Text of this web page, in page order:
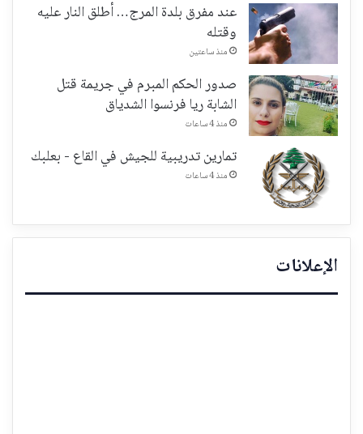
عند مفرق بلدة المرج… أطلق النار عليه
وقتله
منذ ساعتين
صدور الحكم المبرم في جريمة قتل
الشابة ريا فرنسوا الشدياق
منذ 4 ساعات
تمارين تدريبية للجيش في القاع - بعلبك
منذ 4 ساعات
الإعلانات